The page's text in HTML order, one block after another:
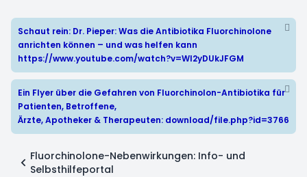
Schaut rein: Dr. Pieper: Was die Antibiotika Fluorchinolone
anrichten können – und was helfen kann
https://www.youtube.com/watch?v=WI2yDUkJFGM
Ein Flyer über die Gefahren von Fluorchinolon-Antibiotika für
Patienten, Betroffene,
Ärzte, Apotheker & Therapeuten: download/file.php?id=3766
Fluorchinolone-Nebenwirkungen: Info- und
Selbsthilfeportal